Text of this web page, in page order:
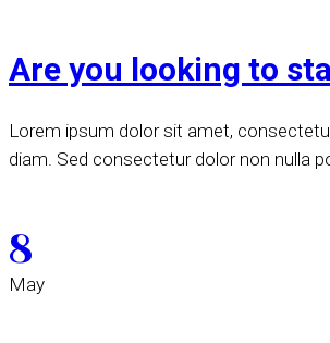
Are you looking to
Lorem ipsum dolor sit amet,
diam. Sed consectetur dolor non nulla
8
May